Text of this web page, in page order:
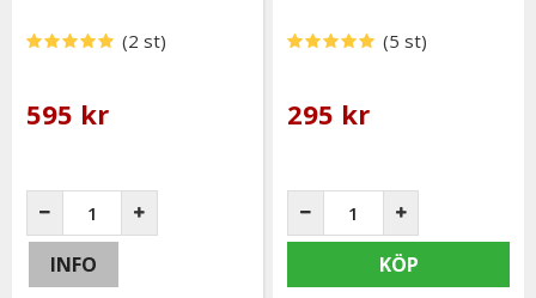
(2 st)
595 kr
INFO
(5 st)
295 kr
KÖP